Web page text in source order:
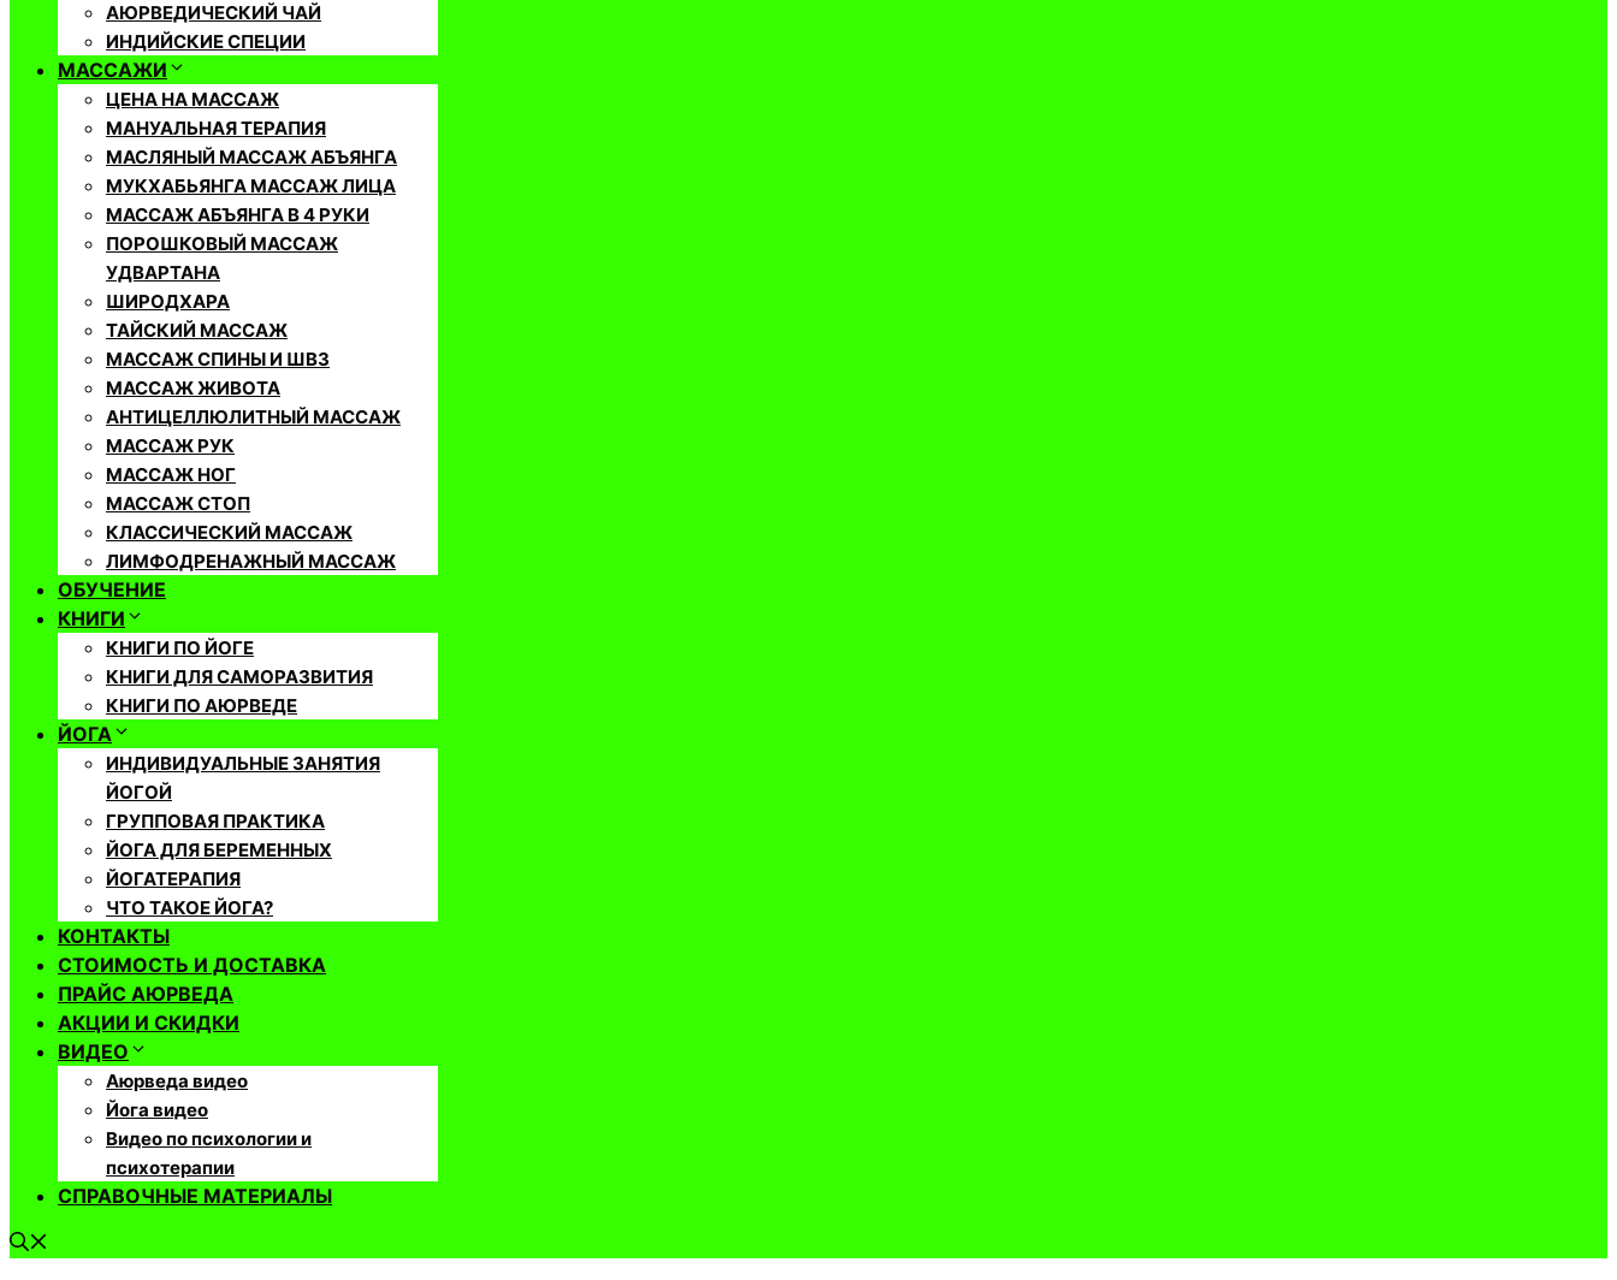
АЮРВЕДИЧЕСКИЙ ЧАЙ
ИНДИЙСКИЕ СПЕЦИИ
МАССАЖИ
ЦЕНА НА МАССАЖ
МАНУАЛЬНАЯ ТЕРАПИЯ
МАСЛЯНЫЙ МАССАЖ АБЪЯНГА
МУКХАБЬЯНГА МАССАЖ ЛИЦА
МАССАЖ АБЪЯНГА В 4 РУКИ
ПОРОШКОВЫЙ МАССАЖ
УДВАРТАНА
ШИРОДХАРА
ТАЙСКИЙ МАССАЖ
МАССАЖ СПИНЫ И ШВЗ
МАССАЖ ЖИВОТА
АНТИЦЕЛЛЮЛИТНЫЙ МАССАЖ
МАССАЖ РУК
МАССАЖ НОГ
МАССАЖ СТОП
КЛАССИЧЕСКИЙ МАССАЖ
ЛИМФОДРЕНАЖНЫЙ МАССАЖ
ОБУЧЕНИЕ
КНИГИ
КНИГИ ПО ЙОГЕ
КНИГИ ДЛЯ САМОРАЗВИТИЯ
КНИГИ ПО АЮРВЕДЕ
ЙОГА
ИНДИВИДУАЛЬНЫЕ ЗАНЯТИЯ
ЙОГОЙ
ГРУППОВАЯ ПРАКТИКА
ЙОГА ДЛЯ БЕРЕМЕННЫХ
ЙОГАТЕРАПИЯ
ЧТО ТАКОЕ ЙОГА?
КОНТАКТЫ
СТОИМОСТЬ И ДОСТАВКА
ПРАЙС АЮРВЕДА
АКЦИИ И СКИДКИ
ВИДЕО
Аюрведа видео
Йога видео
Видео по психологии и
психотерапии
СПРАВОЧНЫЕ МАТЕРИАЛЫ